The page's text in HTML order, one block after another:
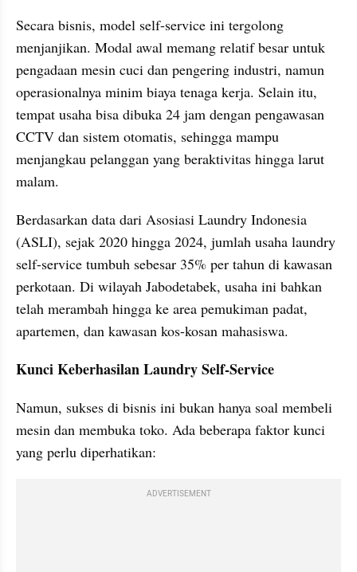
Secara bisnis, model self-service ini tergolong
menjanjikan. Modal awal memang relatif besar untuk
pengadaan mesin cuci dan pengering industri, namun
operasionalnya minim biaya tenaga kerja. Selain itu,
tempat usaha bisa dibuka 24 jam dengan pengawasan
CCTV dan sistem otomatis, sehingga mampu
menjangkau pelanggan yang beraktivitas hingga larut
malam.
Berdasarkan data dari Asosiasi Laundry Indonesia
(ASLI), sejak 2020 hingga 2024, jumlah usaha laundry
self-service tumbuh sebesar 35% per tahun di kawasan
perkotaan. Di wilayah Jabodetabek, usaha ini bahkan
telah merambah hingga ke area pemukiman padat,
apartemen, dan kawasan kos-kosan mahasiswa.
Kunci Keberhasilan Laundry Self-Service
Namun, sukses di bisnis ini bukan hanya soal membeli
mesin dan membuka toko. Ada beberapa faktor kunci
yang perlu diperhatikan:
ADVERTISEMENT